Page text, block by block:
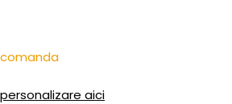
aici